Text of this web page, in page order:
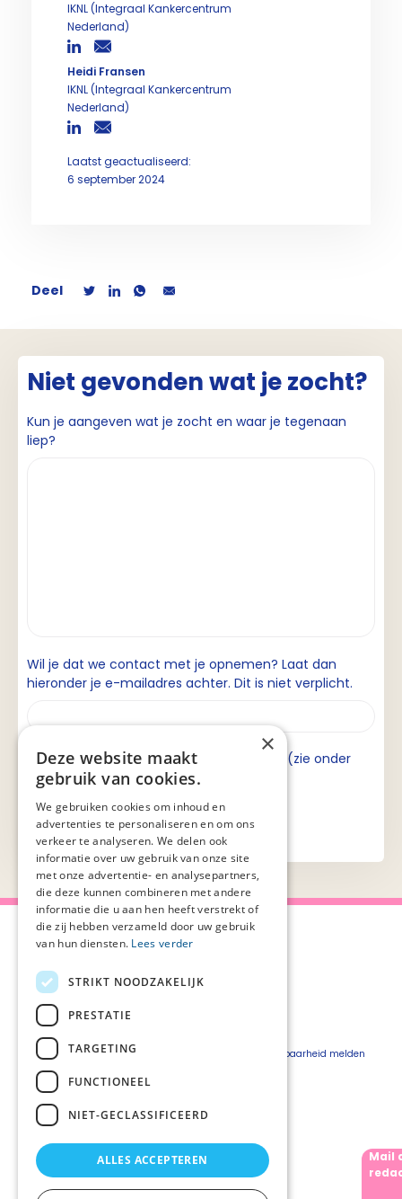
IKNL (Integraal Kankercentrum
Nederland)
Heidi Fransen
IKNL (Integraal Kankercentrum
Nederland)
Laatst geactualiseerd:
6 september 2024
Deel
Niet gevonden wat je zocht?
Kun je aangeven wat je zocht en waar je tegenaan
liep?
Wil je dat we contact met je opnemen? Laat dan
hieronder je e-mailadres achter. Dit is niet verplicht.
Ik ga akkoord met de privacyverklaring (zie onder
aan de pagina).
Over Palliaweb
Over PZNL
Pers
Vacatures
Webshop
Privacyverklaring
Beveiligingskwetsbaarheid melden
Mail
×
Deze website maakt
gebruik van cookies.
We gebruiken cookies om inhoud en
advertenties te personaliseren en om ons
verkeer te analyseren. We delen ook
informatie over uw gebruik van onze site
met onze advertentie- en analysepartners,
die deze kunnen combineren met andere
informatie die u aan hen heeft verstrekt of
die zij hebben verzameld door uw gebruik
van hun diensten. Lees verder
STRIKT NOODZAKELIJK
PRESTATIE
TARGETING
FUNCTIONEEL
NIET-GECLASSIFICEERD
ALLES ACCEPTEREN